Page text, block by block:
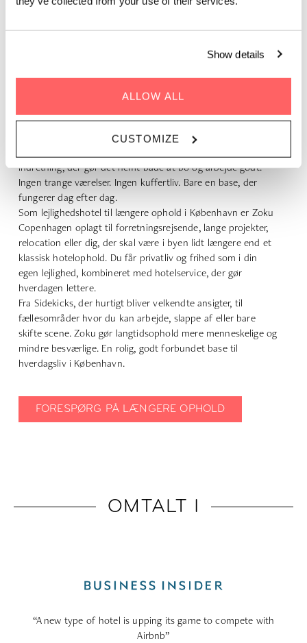
Show details
ALLOW ALL
CUSTOMIZE
er skabt til længere ophold.
Her fungerer din private Loft som en rigtig lille lejlighed. Du
indretning, der gør det nemt både at bo og arbejde godt.
Ingen trange værelser. Ingen kuffertliv. Bare en base, der
fungerer dag efter dag.
Som lejlighedshotel til længere ophold i København er Zoku
Copenhagen oplagt til forretningsrejsende, lange projekter,
relocation eller dig, der skal være i byen lidt længere end et
klassisk hotelophold. Du får privatliv og frihed som i din
egen lejlighed, kombineret med hotelservice, der gør
hverdagen lettere.
Fra Sidekicks, der hurtigt bliver velkendte ansigter, til
fællesområder hvor du kan arbejde, slappe af eller bare
skifte scene. Zoku gør langtidsophold mere menneskelige og
mindre besværlige. En rolig, godt forbundet base til
hverdagsliv i København.
FORESPØRG PÅ LÆNGERE OPHOLD
OMTALT I
“One of the 25 coolest hotels in the world’